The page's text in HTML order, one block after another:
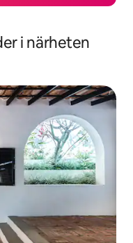
i närheten